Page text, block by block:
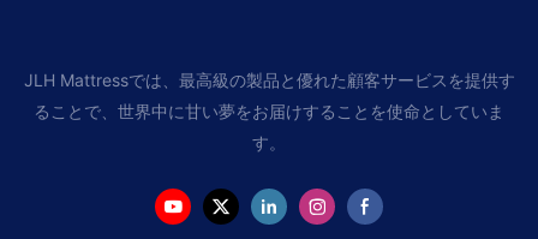
JLH Mattressでは、最高級の製品と優れた顧客サービスを提供す
ることで、世界中に甘い夢をお届けすることを使命としていま
す。